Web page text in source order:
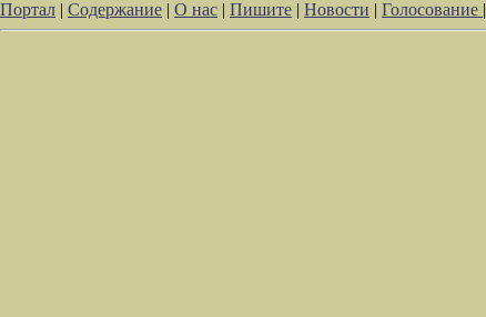
Портал | Содержание | О нас | Пишите | Новости | Голосование |